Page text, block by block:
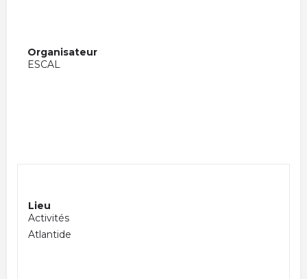
Organisateur
ESCAL
Lieu
Activités
Atlantide